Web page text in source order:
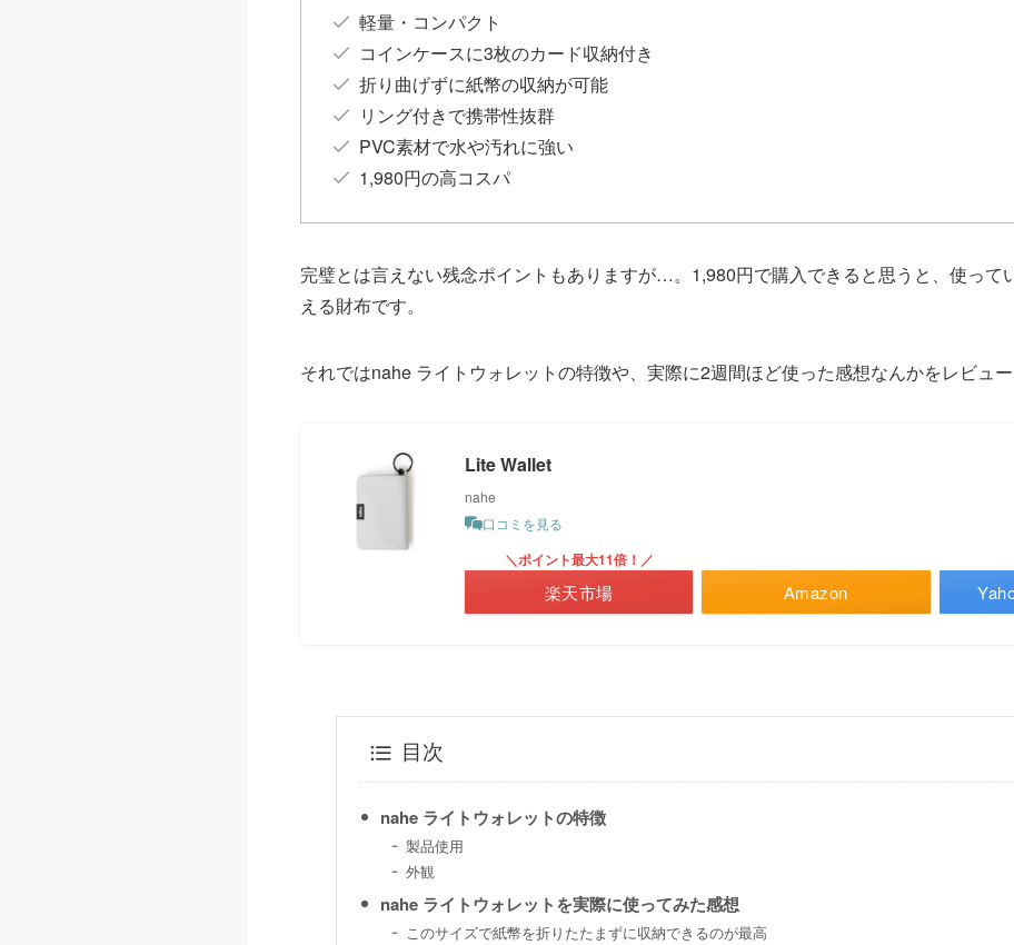
軽量・コンパクト
コインケースに3枚のカード収納付き
折り曲げずに紙幣の収納が可能
リング付きで携帯性抜群
PVC素材で水や汚れに強い
1,980円の高コスパ
完璧とは言えない残念ポイントもありますが…。1,980円で購入できると思うと、使って
える財布です。
それではnahe ライトウォレットの特徴や、実際に2週間ほど使った感想なんかをレビュー
Lite Wallet
nahe
口コミを見る
Amazon
＼ポイント最大11倍！／
楽天市場
目次
nahe ライトウォレットの特徴
製品使用
外観
nahe ライトウォレットを実際に使ってみた感想
このサイズで紙幣を折りたたまずに収納できるのが最高